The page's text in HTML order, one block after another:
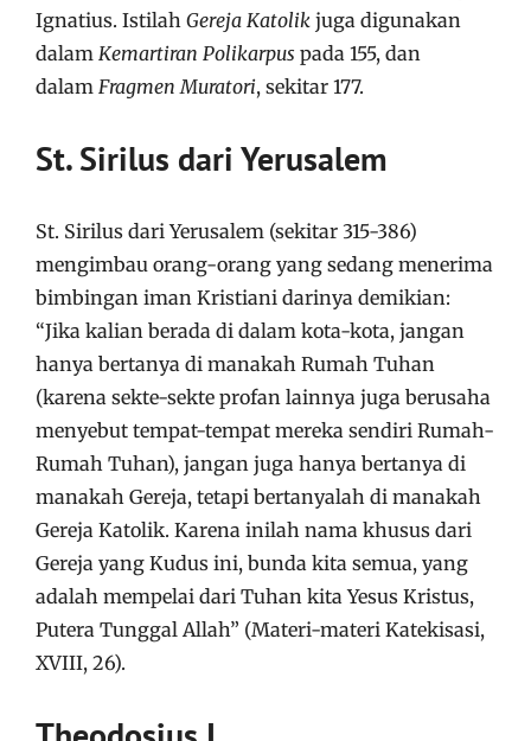
Ignatius. Istilah Gereja Katolik juga digunakan
dalam Kemartiran Polikarpus pada 155, dan
dalam Fragmen Muratori, sekitar 177.
St. Sirilus dari Yerusalem
St. Sirilus dari Yerusalem (sekitar 315-386)
mengimbau orang-orang yang sedang menerima
bimbingan iman Kristiani darinya demikian:
“Jika kalian berada di dalam kota-kota, jangan
hanya bertanya di manakah Rumah Tuhan
(karena sekte-sekte profan lainnya juga berusaha
menyebut tempat-tempat mereka sendiri Rumah-
Rumah Tuhan), jangan juga hanya bertanya di
manakah Gereja, tetapi bertanyalah di manakah
Gereja Katolik. Karena inilah nama khusus dari
Gereja yang Kudus ini, bunda kita semua, yang
adalah mempelai dari Tuhan kita Yesus Kristus,
Putera Tunggal Allah” (Materi-materi Katekisasi,
XVIII, 26).